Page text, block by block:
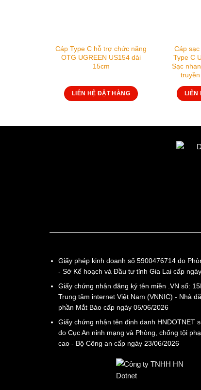
Cáp Type C hỗ trợ chức năng
OTG UGREEN US154 dài
15cm
LIÊN HỆ ĐẶT HÀNG
Cáp
Type C
Sạc
LIÊN
Giấy phép kinh doanh số 5900476714 do
- Sở Kế hoạch và Đầu tư tỉnh Gia Lai cấp
Giấy chứng nhận đăng ký tên miền .VN số:
Trung tâm internet Việt Nam (VNNIC) - Nhà
phần Mắt Bảo cấp ngày 05/06/2026
Giấy chứng nhận tên định danh HNDOTNET
do Cục An ninh mạng và Phòng, chống tội
cao - Bộ Công an cấp ngày 23/06/2026